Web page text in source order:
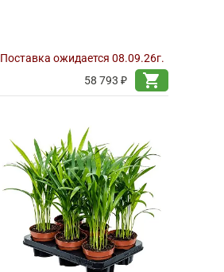
Поставка ожидается 08.09.26г.
58 793 ₽
shopping_cart